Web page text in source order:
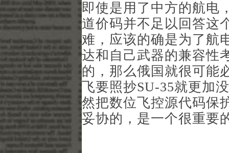
即使是用了中方的航电
道价码并不足以回答这
难，应该的确是为了航
达和自己武器的兼容性
的，那么俄国就很可能
飞要照抄SU-35就更加
然把数位飞控源代码保
妥协的，是一个很重要